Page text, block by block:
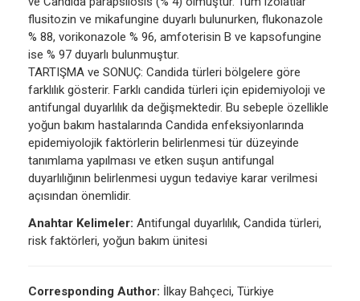
flusitozin ve mikafungine duyarlı bulunurken, flukonazole
% 88, vorikonazole % 96, amfoterisin B ve kapsofungine
ise % 97 duyarlı bulunmuştur.
TARTIŞMA ve SONUÇ: Candida türleri bölgelere göre
farklılık gösterir. Farklı candida türleri için epidemiyoloji ve
antifungal duyarlılık da değişmektedir. Bu sebeple özellikle
yoğun bakım hastalarında Candida enfeksiyonlarında
epidemiyolojik faktörlerin belirlenmesi tür düzeyinde
tanımlama yapılması ve etken suşun antifungal
duyarlılığının belirlenmesi uygun tedaviye karar verilmesi
açısından önemlidir.
Anahtar Kelimeler: Antifungal duyarlılık, Candida türleri,
risk faktörleri, yoğun bakım ünitesi
Corresponding Author: İlkay Bahçeci, Türkiye